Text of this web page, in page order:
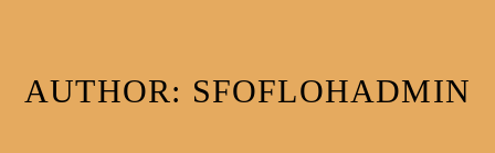
AUTHOR: SFOFLOHADMIN